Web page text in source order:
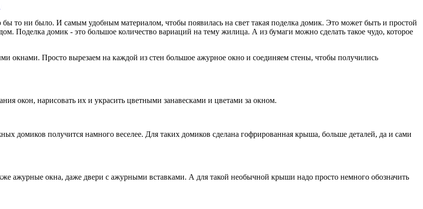
бы то ни было. И самым удобным материалом, чтобы появилась на свет такая поделка домик. Это может быть и простой
Поделка домик - это большое количество вариаций на тему жилица. А из бумаги можно сделать такое чудо, которое
окнами. Просто вырезаем на каждой из стен большое ажурное окно и соединяем стены, чтобы получились
окон, нарисовать их и украсить цветными занавесками и цветами за окном.
домиков получится намного веселее. Для таких домиков сделана гофрированная крыша, больше деталей, да и сами
ажурные окна, даже двери с ажурными вставками. А для такой необычной крыши надо просто немного обозначить